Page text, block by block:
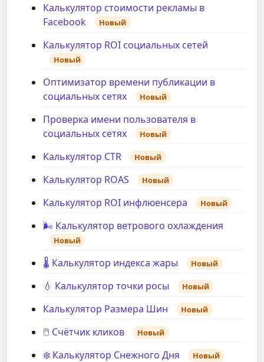
Калькулятор стоимости рекламы в
Facebook
Новый
Калькулятор ROI социальных сетей
Новый
Оптимизатор времени публикации в
социальных сетях
Новый
Проверка имени пользователя в
социальных сетях
Новый
Калькулятор CTR Новый
Калькулятор ROAS Новый
Калькулятор ROI инфлюенсера Новый
🌬️ Калькулятор ветрового охлаждения
Новый
🌡️ Калькулятор индекса жары Новый
💧 Калькулятор точки росы Новый
Калькулятор Размера Шин Новый
🖱️ Счётчик кликов Новый
❄️ Калькулятор Снежного Дня Новый